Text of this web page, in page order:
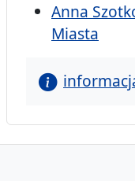
Anna
Miasta